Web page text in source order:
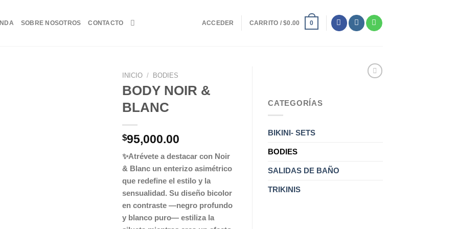
SOBRE NOSOTROS CONTACTO ACCEDER CARRITO /$0.00 0
INICIO / BODIES
BODY NOIR &
BLANC
$95,000.00
✨Atrévete a destacar con Noir
& Blanc un enterizo asimétrico
que redefine el estilo y la
sensualidad. Su diseño bicolor
en contraste —negro profundo
y blanco puro— estiliza la
CATEGORÍAS
BIKINI- SETS
BODIES
SALIDAS DE BAÑO
TRIKINIS